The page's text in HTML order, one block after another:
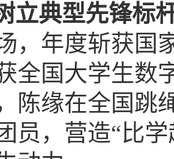
立典型先锋标
，年度斩获国
全国大学生数
陈缘在全国跳
员，营造“比